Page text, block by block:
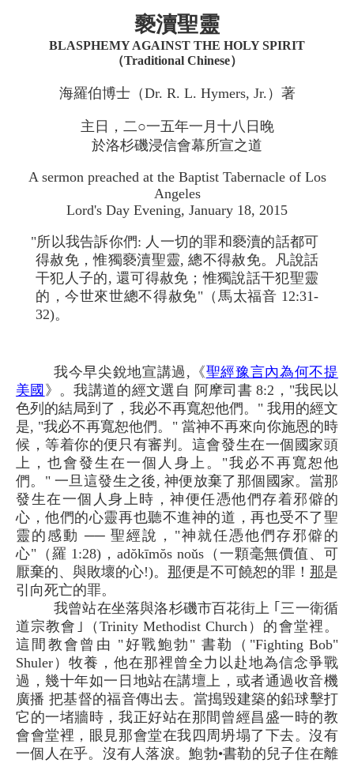
褻瀆聖靈
BLASPHEMY AGAINST THE HOLY SPIRIT
（Traditional Chinese）
海羅伯博士（Dr. R. L. Hymers, Jr.）著
主日，二○一五年一月十八日晚
於洛杉磯浸信會幕所宣之道
A sermon preached at the Baptist Tabernacle of Los
Angeles
Lord's Day Evening, January 18, 2015
"所以我告訴你們: 人一切的罪和褻瀆的話都可
得赦免，惟獨褻瀆聖靈, 總不得赦免。凡說話
干犯人子的, 還可得赦免；惟獨說話干犯聖靈
的，今世來世總不得赦免"（馬太福音 12:31-
32)。
我今早尖銳地宣講過,《聖經豫言內為何不提
美國 》。我講道的經文選自 阿摩司書 8:2，"我民以
色列的結局到了，我必不再寬恕他們。" 我用的經文
是, "我必不再寬恕他們。" 當神不再來向你施恩的時
候，等着你的便只有審判。這會發生在一個國家頭
上，也會發生在一個人身上。"我必不再寬恕他
們。" 一旦這發生之後, 神便放棄了那個國家。當那
發生在一個人身上時，神便任憑他們存着邪僻的
心，他們的心靈再也聽不進神的道，再也受不了聖
靈的感動 ── 聖經說，"神就任憑他們存邪僻的
心"（羅 1:28)，adŏkīmŏs noǔs（一顆毫無價值、可
厭棄的、與敗壞的心!)。 那便是不可饒恕的罪！ 那是
引向死亡的罪。
我曾站在坐落與洛杉磯市百花街上 ｢三一衛循
道宗教會｣（Trinity Methodist Church）的會堂裡。
這間教會曾由 "好戰鮑勃" 書勒（"Fighting Bob"
Shuler）牧養，他在那裡曾全力以赴地為信念爭戰
過，幾十年如一日地站在講壇上，或者通過收音機
廣播 把基督的福音傳出去。當搗毀建築的鉛球擊打
它的一堵牆時，我正好站在那間曾經昌盛一時的教
會會堂裡，眼見那會堂在我四周坍塌了下去。沒有
一個人在乎。沒有人落淚。鮑勃•書勒的兒子住在離